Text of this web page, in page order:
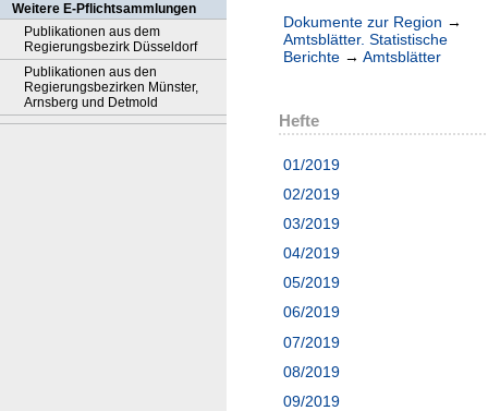
Weitere E-Pflichtsammlungen
Publikationen aus dem
Regierungsbezirk Düsseldorf
Publikationen aus den
Regierungsbezirken Münster,
Arnsberg und Detmold
Dokumente zur Region →
Amtsblätter. Statistische
Berichte → Amtsblätter
Hefte
01/2019
02/2019
03/2019
04/2019
05/2019
06/2019
07/2019
08/2019
09/2019